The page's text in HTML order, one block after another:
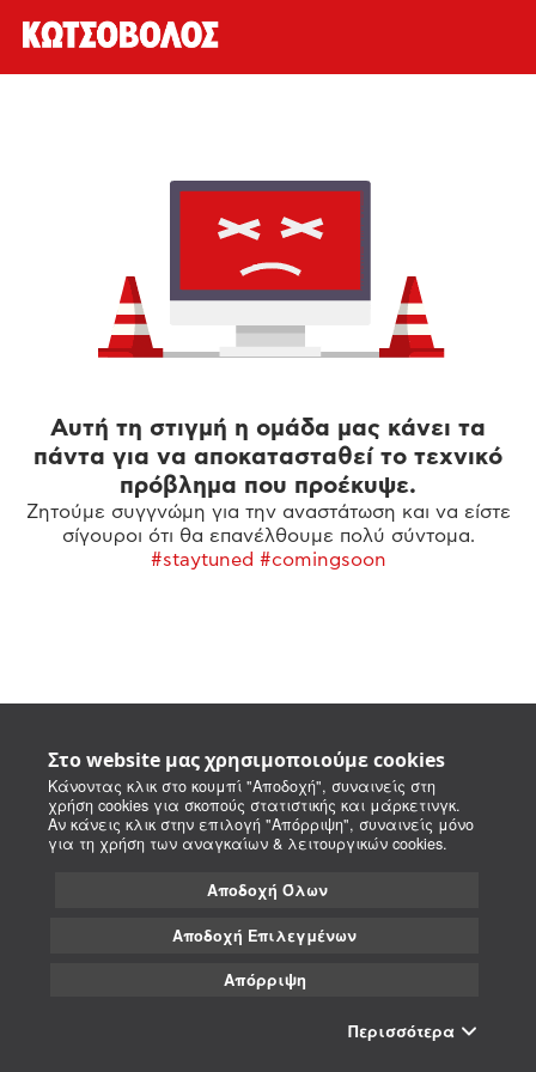
Στο website μας χρησιμοποιούμε cookies
Κάνοντας κλικ στο κουμπί "Αποδοχή", συναινείς στη
χρήση cookies για σκοπούς στατιστικής και μάρκετινγκ.
Αν κάνεις κλικ στην επιλογή "Απόρριψη", συναινείς μόνο
για τη χρήση των αναγκαίων & λειτουργικών cookies.
Αποδοχή Όλων
Αποδοχή Επιλεγμένων
Απόρριψη
Περισσότερα
Αυτή τη στιγμή η ομάδα μας κάνει τα
πάντα για να αποκατασταθεί το τεχνικό
πρόβλημα που προέκυψε.
Ζητούμε συγγνώμη για την αναστάτωση και να είστε
σίγουροι ότι θα επανέλθουμε πολύ σύντομα.
#staytuned #comingsoon